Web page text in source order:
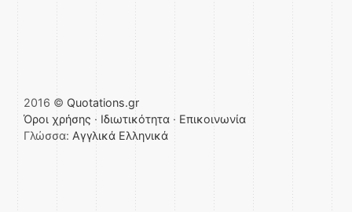
2016 © Quotations.gr
Όροι χρήσης · Ιδιωτικότητα · Επικοινωνία
Γλώσσα: Αγγλικά Ελληνικά